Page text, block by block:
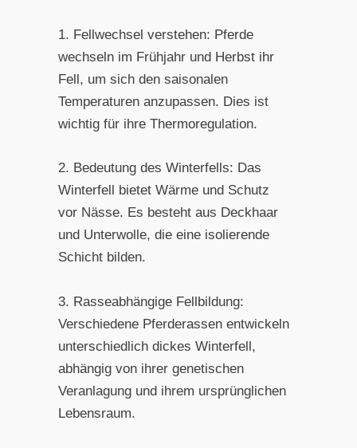
1. Fellwechsel verstehen: Pferde
wechseln im Frühjahr und Herbst ihr
Fell, um sich den saisonalen
Temperaturen anzupassen. Dies ist
wichtig für ihre Thermoregulation.
2. Bedeutung des Winterfells: Das
Winterfell bietet Wärme und Schutz
vor Nässe. Es besteht aus Deckhaar
und Unterwolle, die eine isolierende
Schicht bilden.
3. Rasseabhängige Fellbildung:
Verschiedene Pferderassen entwickeln
unterschiedlich dickes Winterfell,
abhängig von ihrer genetischen
Veranlagung und ihrem ursprünglichen
Lebensraum.